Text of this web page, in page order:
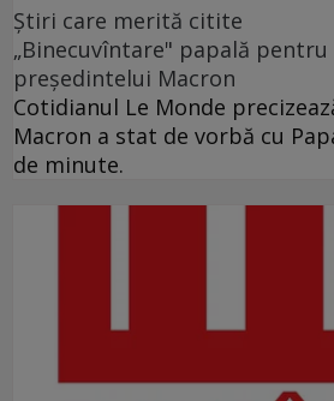
Ştiri care merită citite
„Binecuvîntare" papală
preşedintelui Macron
Cotidianul Le Monde
Macron a stat de vorbă cu
de minute.